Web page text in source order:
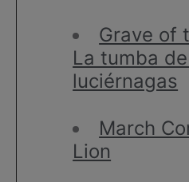
Grave of
La tumba
luciérnagas
March
Lion